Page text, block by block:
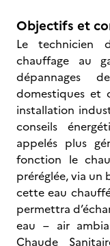
Objectifs et
Le technicien
chauffage au
dépannages
domestiques et
installation
conseils
appelés plus
fonction le
préréglée, via un
cette eau
permettra
eau – air
Chaude